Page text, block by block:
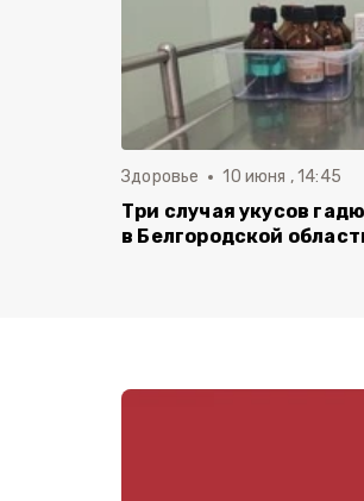
Здоровье 10 июня , 14:45
Три случая укусов
в Белгородской